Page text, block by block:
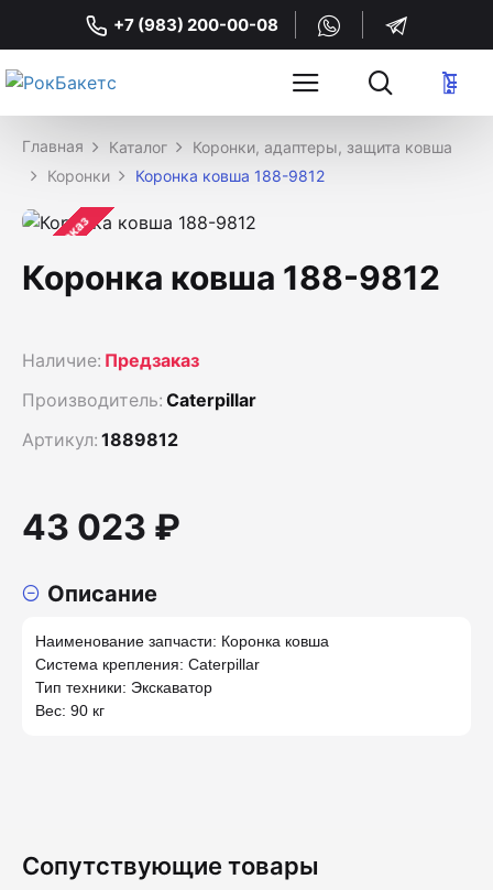
+7 (983) 200-00-08
Каталог
Коронки, адаптеры, защита ковша
Коронки
Коронка ковша 188-9812
Предзаказ
Коронка ковша 188-9812
43 023 ₽
Наличие: Предзаказ
Производитель: Caterpillar
Артикул: 1889812
Описание
Наименование запчасти: Коронка ковша
Система крепления: Caterpillar
Тип техники: Экскаватор
Вес: 90 кг
Сопутствующие товары